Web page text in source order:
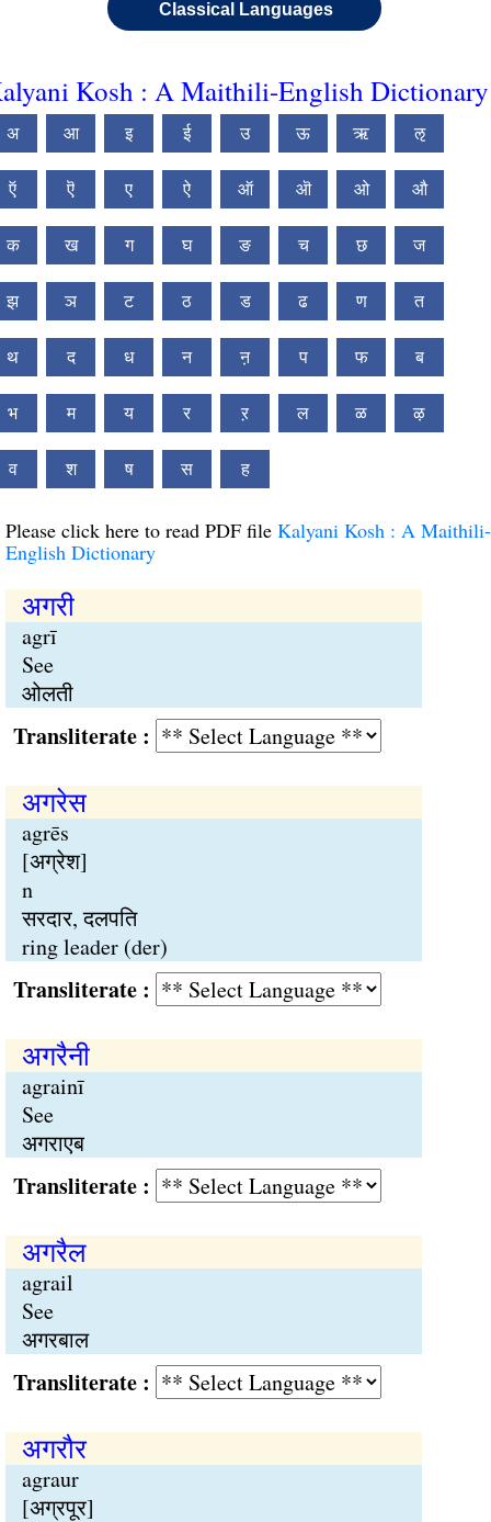
Classical Languages
Kosh : A Maithili-English Dictionary
अ आ इ ई उ ऊ ऋ ऌ
ऍ ऎ ए ऐ ऑ ऒ ओ औ
क ख ग घ ङ च छ ज
झ ञ ट ठ ड ढ ण त
थ द ध न ऩ प फ ब
भ म य र ऱ ल ळ ऴ
व श ष स ह
Please click here to read PDF file Kalyani Kosh : A Maithili-
English Dictionary
अगरी
agrī
See
ओलती
:
अगरेस
agrēs
[अग्रेश]
n
सरदार, दलपति
ring leader (der)
:
अगरैनी
agrainī
See
अगराएब
:
अगरैल
agrail
See
अगरबाल
:
अगरौर
agraur
[अग्रपूर]